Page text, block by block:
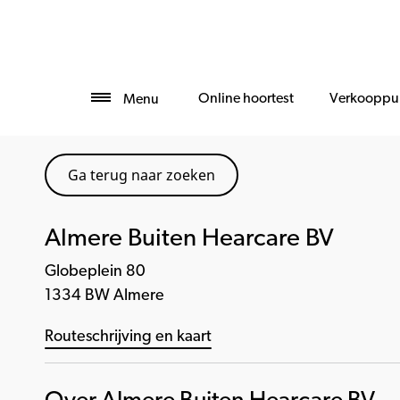
Menu Online hoortest
Ga terug naar zoeken
Almere Buiten Hearcare BV
Globeplein 80
1334 BW Almere
Routeschrijving en kaart